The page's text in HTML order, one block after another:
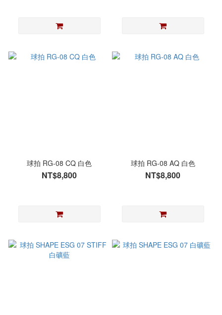
球拍 RG-08 CQ 白色
NT$8,800
球拍 RG-08 AQ 白色
NT$8,800